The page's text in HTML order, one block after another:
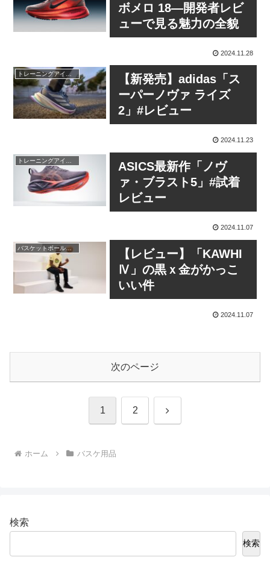
ボメロ 18―開発者レビ
ューで見る魅力の全貌
2024.11.28
トレーニングアイテム
【新発売】adidas「ス
ーパーノヴァ ライズ
2」#レビュー
2024.11.23
トレーニングアイテム
ASICS最新作「ノヴ
ァ・ブラスト5」#試着
レビュー
2024.11.07
バスケットボールシューズ
【レビュー】「KAWHI
Ⅳ」の黒ｘ金がかっこ
いい件
2024.11.07
次のページ
1 2 次
ホーム バスケ用品
検索
検索